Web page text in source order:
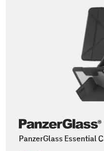
PanzerGlass Essential